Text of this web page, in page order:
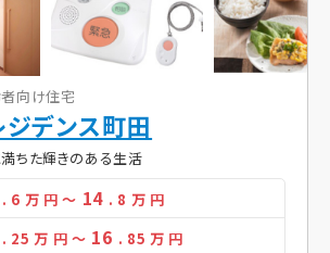
向け住宅
デンス町田
ちた輝きのある生活
. 6 万 円～ 14 . 8 万 円
. 25万 円 ～ 16 . 85 万 円